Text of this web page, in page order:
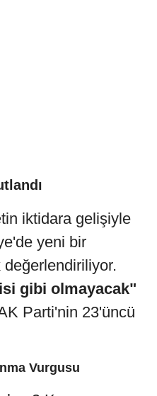
iktidara gelişiyle
yeni bir
değerlendiriliyor.
gibi olmayacak"
Parti'nin 23'üncü
Vurgusu